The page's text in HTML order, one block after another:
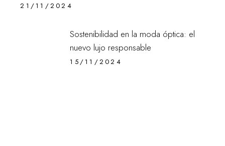
21/11/2024
Sostenibilidad en la moda óptica: el
nuevo lujo responsable
15/11/2024